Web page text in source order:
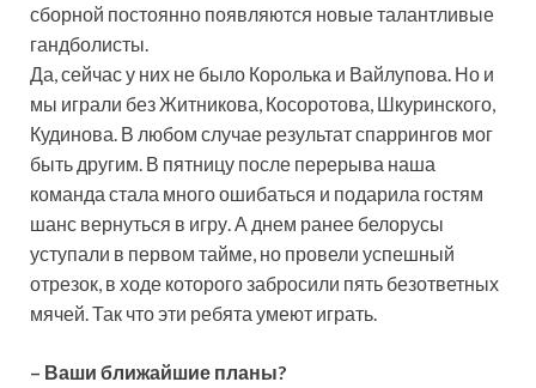
сборной постоянно появляются новые талантливые
гандболисты.
Да, сейчас у них не было Королька и Вайлупова. Но и
мы играли без Житникова, Косоротова, Шкуринского,
Кудинова. В любом случае результат спаррингов мог
быть другим. В пятницу после перерыва наша
команда стала много ошибаться и подарила гостям
шанс вернуться в игру. А днем ранее белорусы
уступали в первом тайме, но провели успешный
отрезок, в ходе которого забросили пять безответных
мячей. Так что эти ребята умеют играть.
– Ваши ближайшие планы?